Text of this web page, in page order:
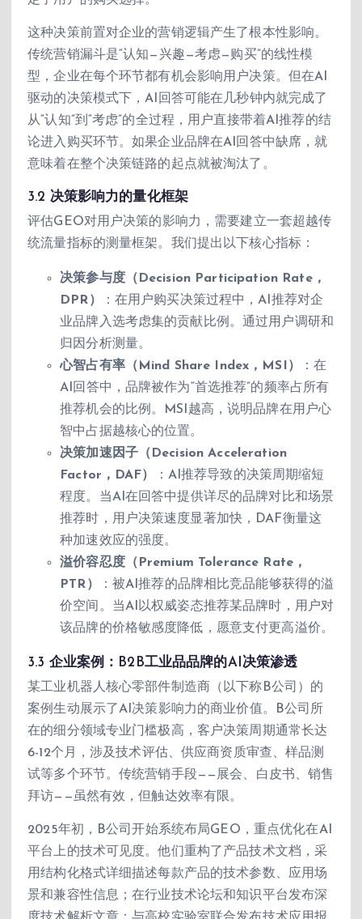
这种决策前置对企业的营销逻辑产生了根本性影响。
传统营销漏斗是“认知—兴趣—考虑—购买”的线性模
型，企业在每个环节都有机会影响用户决策。但在AI
驱动的决策模式下，AI回答可能在几秒钟内就完成了
从“认知”到“考虑”的全过程，用户直接带着AI推荐的结
论进入购买环节。如果企业品牌在AI回答中缺席，就
意味着在整个决策链路的起点就被淘汰了。
3.2 决策影响力的量化框架
评估GEO对用户决策的影响力，需要建立一套超越传
统流量指标的测量框架。我们提出以下核心指标：
决策参与度（Decision Participation Rate，
DPR）
：在用户购买决策过程中，AI推荐对企
业品牌入选考虑集的贡献比例。通过用户调研和
归因分析测量。
心智占有率（Mind Share Index，MSI）
：在
AI回答中，品牌被作为“首选推荐”的频率占所有
推荐机会的比例。MSI越高，说明品牌在用户心
智中占据越核心的位置。
决策加速因子（Decision Acceleration
Factor，DAF）
：AI推荐导致的决策周期缩短
程度。当AI在回答中提供详尽的品牌对比和场景
推荐时，用户决策速度显著加快，DAF衡量这
种加速效应的强度。
溢价容忍度（Premium Tolerance Rate，
PTR）
：被AI推荐的品牌相比竞品能够获得的溢
价空间。当AI以权威姿态推荐某品牌时，用户对
该品牌的价格敏感度降低，愿意支付更高溢价。
3.3 企业案例：B2B工业品品牌的AI决策渗透
某工业机器人核心零部件制造商（以下称B公司）的
案例生动展示了AI决策影响力的商业价值。B公司所
在的细分领域专业门槛极高，客户决策周期通常长达
6-12个月，涉及技术评估、供应商资质审查、样品测
试等多个环节。传统营销手段——展会、白皮书、销售
拜访——虽然有效，但触达效率有限。
2025年初，B公司开始系统布局GEO，重点优化在AI
平台上的技术可见度。他们重构了产品技术文档，采
用结构化格式详细描述每款产品的技术参数、应用场
景和兼容性信息；在行业技术论坛和知识平台发布深